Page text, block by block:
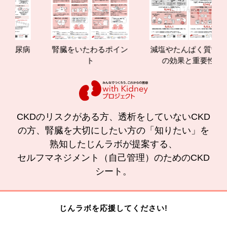
腎臓をいたわるポイン
減塩やたんぱく質管理
の効果と重要性
CKDのリスクがある方、透析をしていないCKD
の方、腎臓を大切にしたい方の「知りたい」を
熟知したじんラボが提案する、
セルフマネジメント（自己管理）のためのCKD
シート。
じんラボを応援してください!